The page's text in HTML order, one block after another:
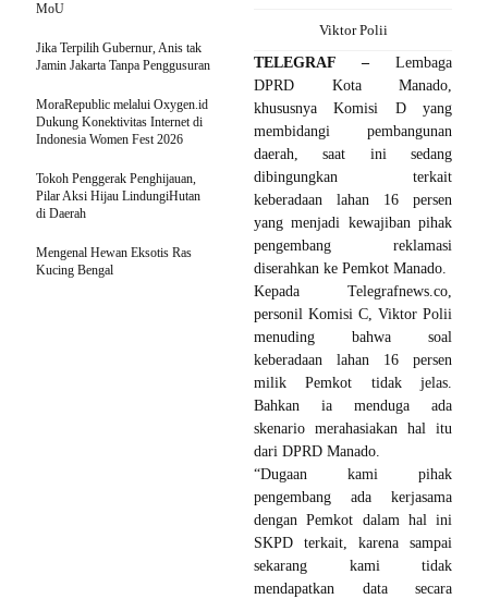
Viktor Polii
TELEGRAF – Lembaga
DPRD Kota Manado,
khususnya Komisi D yang
membidangi pembangunan
daerah, saat ini sedang
dibingungkan terkait
keberadaan lahan 16 persen
yang menjadi kewajiban pihak
pengembang reklamasi
diserahkan ke Pemkot Manado.
Kepada Telegrafnews.co,
personil Komisi C, Viktor Polii
menuding bahwa soal
keberadaan lahan 16 persen
milik Pemkot tidak jelas.
Bahkan ia menduga ada
skenario merahasiakan hal itu
dari DPRD Manado.‎
“Dugaan kami pihak
pengembang ada kerjasama
dengan Pemkot dalam hal ini
SKPD terkait, karena sampai
sekarang kami tidak
mendapatkan data secara
MoU
Jika Terpilih Gubernur, Anis tak
Jamin Jakarta Tanpa Penggusuran
MoraRepublic melalui Oxygen.id
Dukung Konektivitas Internet di
Indonesia Women Fest 2026
Tokoh Penggerak Penghijauan,
Pilar Aksi Hijau LindungiHutan
di Daerah
Mengenal Hewan Eksotis Ras
Kucing Bengal